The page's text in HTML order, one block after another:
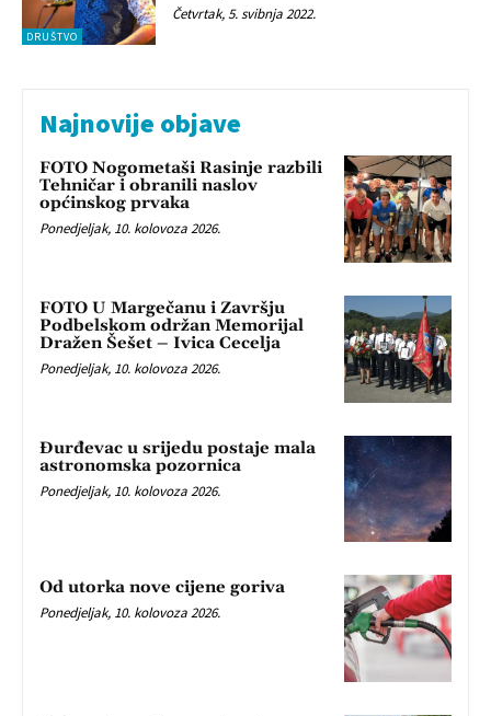
DRUŠTVO
Četvrtak, 5. svibnja 2022.
Najnovije objave
FOTO Nogometaši Rasinje razbili
Tehničar i obranili naslov
općinskog prvaka
Ponedjeljak, 10. kolovoza 2026.
FOTO U Margečanu i Završju
Podbelskom održan Memorijal
Dražen Šešet – Ivica Cecelja
Ponedjeljak, 10. kolovoza 2026.
Đurđevac u srijedu postaje mala
astronomska pozornica
Ponedjeljak, 10. kolovoza 2026.
Od utorka nove cijene goriva
Ponedjeljak, 10. kolovoza 2026.